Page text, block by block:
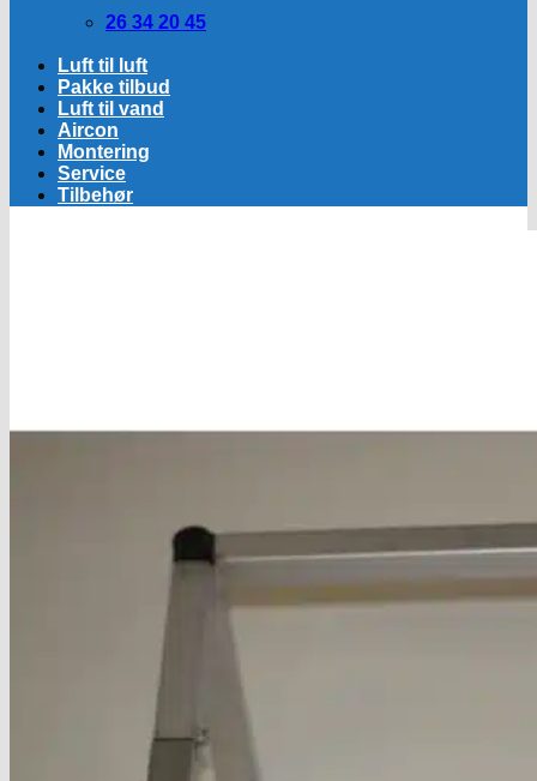
26 34 20 45
Luft til luft
Pakke tilbud
Luft til vand
Aircon
Montering
Service
Tilbehør